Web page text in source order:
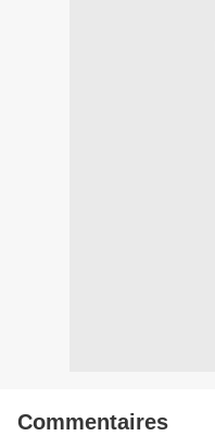
Commentaires